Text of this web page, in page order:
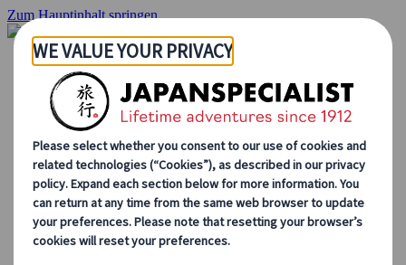
Zum Hauptinhalt springen
Startseite
Rundreisen
Individuelle Reisen
Gruppenreisen
Selbstfahrerreisen
Ausflüge
Massgeschneiderte Gruppenreisen
Japan Rail Pass
Wie wir arbeiten
Über uns
Treffen Sie unser Team
Werden Sie Teil unseres Teams